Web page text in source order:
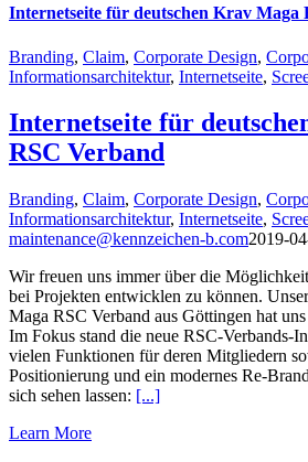
Internetseite für deutschen Krav Maga
Branding, Claim, Corporate Design,
Informationsarchitektur, Internetseite,
Internetseite für
RSC Verband
Branding, Claim, Corporate Design,
Informationsarchitektur, Internetseite,
maintenance@kennzeichen-b.com2019-
Wir freuen uns immer über die
bei Projekten entwicklen zu können.
Maga RSC Verband aus Göttingen hat
Im Fokus stand die neue RSC-Verbands-
vielen Funktionen für deren Mitgliedern
Positionierung und ein modernes Re-
sich sehen lassen: [...]
Learn More